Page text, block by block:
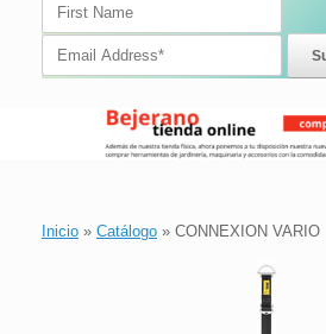
Inicio » Catálogo » CONNEXION VARIO